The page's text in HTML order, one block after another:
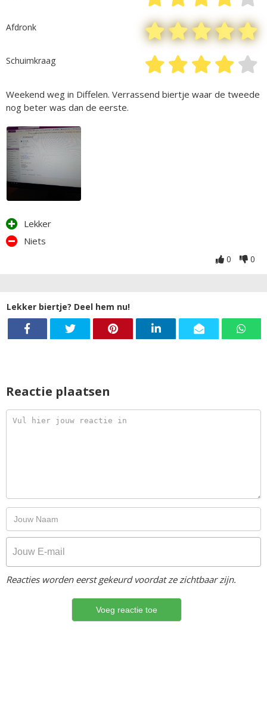
Afdronk
Schuimkraag
Weekend weg in Diffelen. Verrassend biertje waar de tweede
nog beter was dan de eerste.
Lekker
Niets
0 0
Lekker biertje? Deel hem nu!
Reactie plaatsen
Reacties worden eerst gekeurd voordat ze zichtbaar zijn.